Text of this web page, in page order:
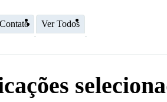
Contato Ver Todos